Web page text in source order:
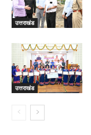
उत्तराखंड
उत्तराखंड